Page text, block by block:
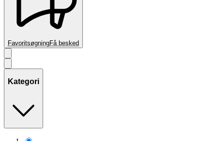
FavoritsøgningFå besked
Kategori